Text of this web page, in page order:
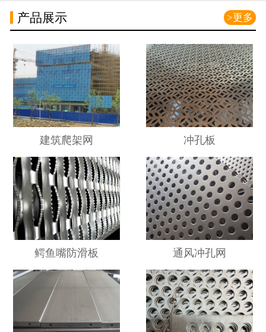
>更多
产品展示
建筑爬架网 冲孔板
鳄鱼嘴防滑板 通风冲孔网